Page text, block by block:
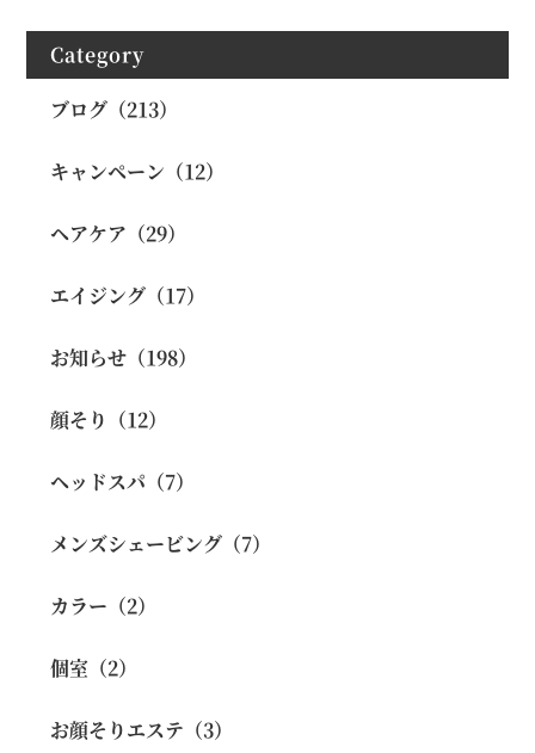
Category
ブログ（213）
キャンペーン（12）
ヘアケア（29）
エイジング（17）
お知らせ（198）
顔そり（12）
ヘッドスパ（7）
メンズシェービング（7）
カラー（2）
個室（2）
お顔そりエステ（3）